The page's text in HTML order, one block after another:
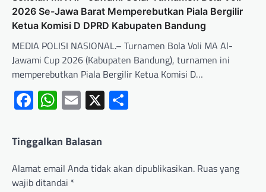
2026 Se-Jawa Barat Memperebutkan Piala Bergilir
Ketua Komisi D DPRD Kabupaten Bandung
MEDIA POLISI NASIONAL.– Turnamen Bola Voli MA Al-
Jawami Cup 2026 (Kabupaten Bandung), turnamen ini
memperebutkan Piala Bergilir Ketua Komisi D…
Facebook
WhatsApp
Email
X
Tinggalkan Balasan
Alamat email Anda tidak akan dipublikasikan. Ruas yang
wajib ditandai *